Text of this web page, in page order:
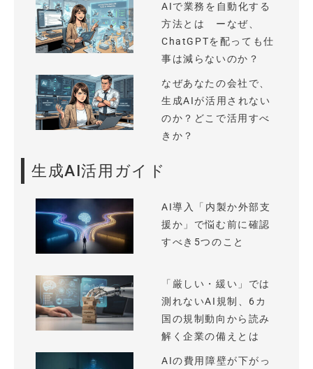
AIで業務を自動化する
方法とは ーなぜ、
ChatGPTを配っても仕
事は減らないのか？
なぜあなたの会社で、
生成AIが活用されない
のか？どこで活用すべ
きか？
生成AI活用ガイド
AI導入「内製か外部支
援か」で悩む前に確認
すべき5つのこと
「厳しい・緩い」では
測れないAI規制、6カ
国の規制動向から読み
解く企業の備えとは
AIの費用障壁が下がっ